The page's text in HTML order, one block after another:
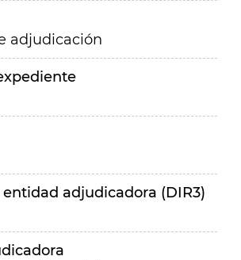
adjudicación
adjudicadora (DIR3)